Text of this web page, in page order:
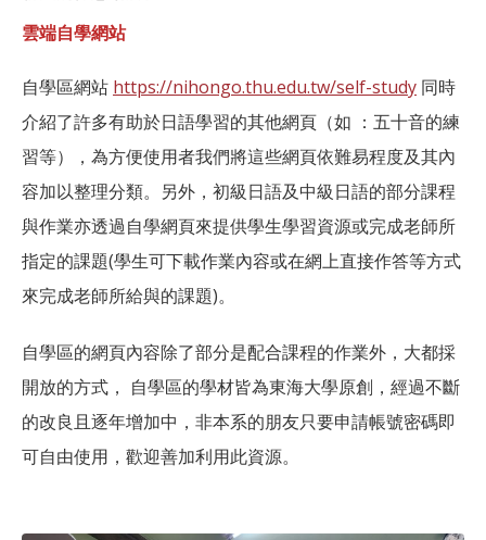
雲端自學網站
自學區網站 https://nihongo.thu.edu.tw/self-study 同時
介紹了許多有助於日語學習的其他網頁（如 ：五十音的練
習等），為方便使用者我們將這些網頁依難易程度及其內
容加以整理分類。另外，初級日語及中級日語的部分課程
與作業亦透過自學網頁來提供學生學習資源或完成老師所
指定的課題(學生可下載作業內容或在網上直接作答等方式
來完成老師所給與的課題)。
自學區的網頁內容除了部分是配合課程的作業外，大都採
開放的方式， 自學區的學材皆為東海大學原創，經過不斷
的改良且逐年增加中，非本系的朋友只要申請帳號密碼即
可自由使用，歡迎善加利用此資源。